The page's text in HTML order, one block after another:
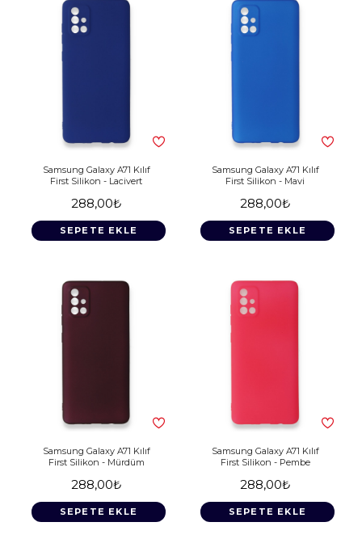
Samsung Galaxy A71 Kılıf
First Silikon - Lacivert
288,00₺
SEPETE EKLE
Samsung Galaxy A71 Kılıf
First Silikon - Mavi
288,00₺
SEPETE EKLE
Samsung Galaxy A71 Kılıf
First Silikon - Mürdüm
288,00₺
SEPETE EKLE
Samsung Galaxy A71 Kılıf
First Silikon - Pembe
288,00₺
SEPETE EKLE